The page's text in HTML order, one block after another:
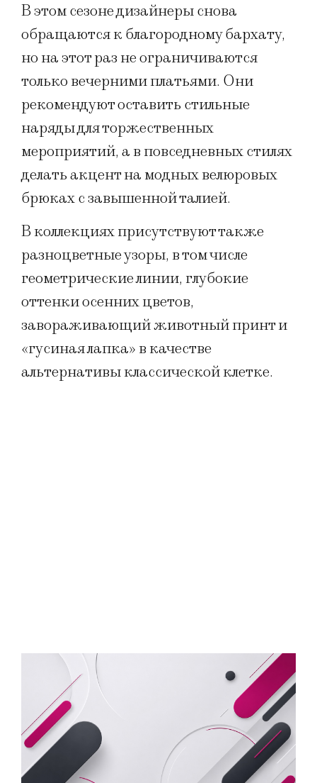
В этом сезоне дизайнеры снова
обращаются к благородному бархату,
но на этот раз не ограничиваются
только вечерними платьями. Они
рекомендуют оставить стильные
наряды для торжественных
мероприятий, а в повседневных стилях
делать акцент на модных велюровых
брюках с завышенной талией.
В коллекциях присутствуют также
разноцветные узоры, в том числе
геометрические линии, глубокие
оттенки осенних цветов,
завораживающий животный принт и
«гусиная лапка» в качестве
альтернативы классической клетке.